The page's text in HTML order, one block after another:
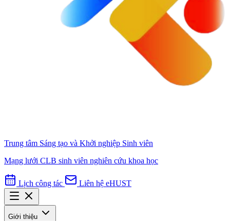
Trung tâm Sáng tạo và Khởi nghiệp Sinh viên
Mạng lưới CLB sinh viên nghiên cứu khoa học
Lịch công tác Liên hệ eHUST
Giới thiệu